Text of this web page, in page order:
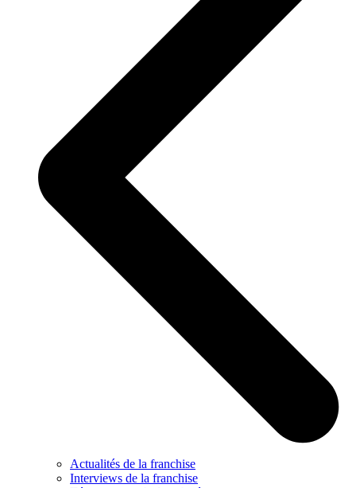
Actualités de la franchise
Interviews de la franchise